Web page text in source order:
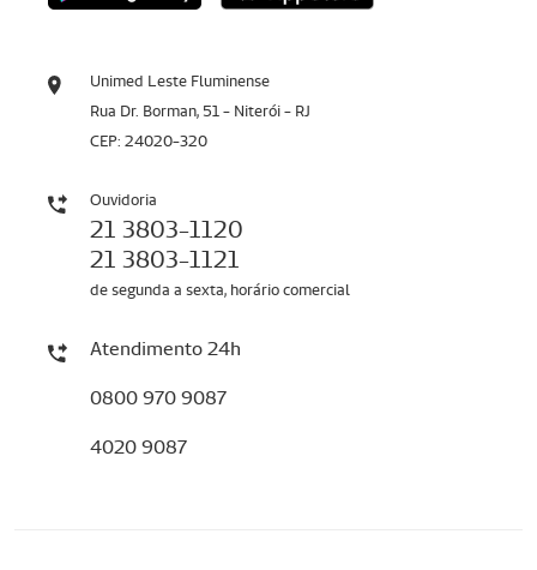
Unimed Leste Fluminense
Rua Dr. Borman, 51 - Niterói - RJ
CEP: 24020-320
Ouvidoria
21 3803-1120
21 3803-1121
de segunda a sexta, horário comercial
Atendimento 24h
0800 970 9087
4020 9087